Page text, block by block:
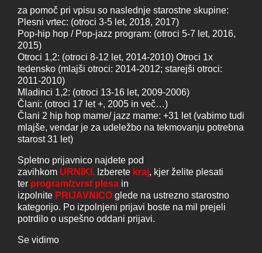
za pomoč pri vpisu so naslednje starostne skupine:
Plesni vrtec: (otroci 3-5 let, 2018, 2017)
Pop-hip hop / Pop-jazz program: (otroci 5-7 let, 2016,
2015)
Otroci 1,2: (otroci 8-12 let, 2014-2010) Otroci 1x
tedensko (mlajši otroci: 2014-2012; starejši otroci:
2011-2010)
Mladinci 1,2: (otroci 13-16 let, 2009-2006)
Člani: (otroci 17 let +, 2005 in več…)
Člani 2 hip hop mame/ jazz mame: +31 let (vabimo tudi
mlajše, vendar je za udeležbo na tekmovanju potrebna
starost 31 let)
Spletno prijavnico najdete pod
zavihkom URNIKI. Izberete kraj, kjer želite plesati
ter program/zvrst plesa in
izpolnite PRIJAVNICO glede na ustrezno starostno
kategorijo. Po izpolnjeni prijavi boste na mil prejeli
potrdilo o uspešno oddani prijavi.
Se vidimo